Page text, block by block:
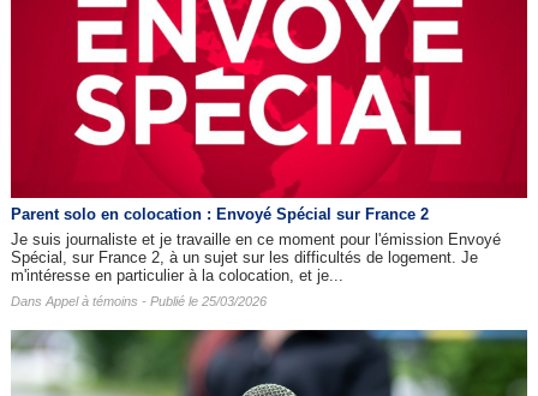
Parent solo en colocation : Envoyé Spécial sur France 2
Je suis journaliste et je travaille en ce moment pour l'émission Envoyé
Spécial, sur France 2, à un sujet sur les difficultés de logement. Je
m'intéresse en particulier à la colocation, et je...
Dans Appel à témoins - Publié le 25/03/2026